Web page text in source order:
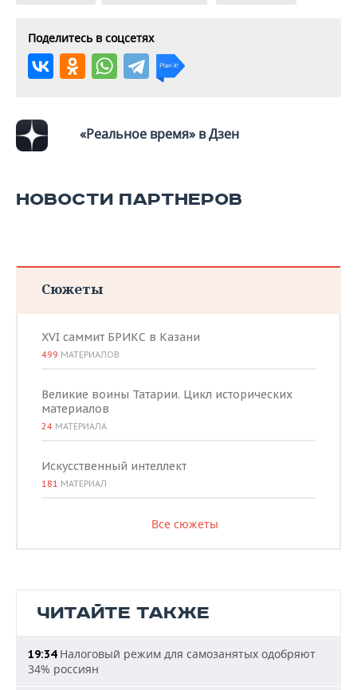
Поделитесь в соцсетях
«Реальное время» в Дзен
НОВОСТИ ПАРТНЕРОВ
Сюжеты
XVI саммит БРИКС в Казани
499 МАТЕРИАЛОВ
Великие воины Татарии. Цикл исторических
материалов
24 МАТЕРИАЛА
Искусственный интеллект
181 МАТЕРИАЛ
Все сюжеты
ЧИТАЙТЕ ТАКЖЕ
19:34Налоговый режим для самозанятых одобряют
34% россиян